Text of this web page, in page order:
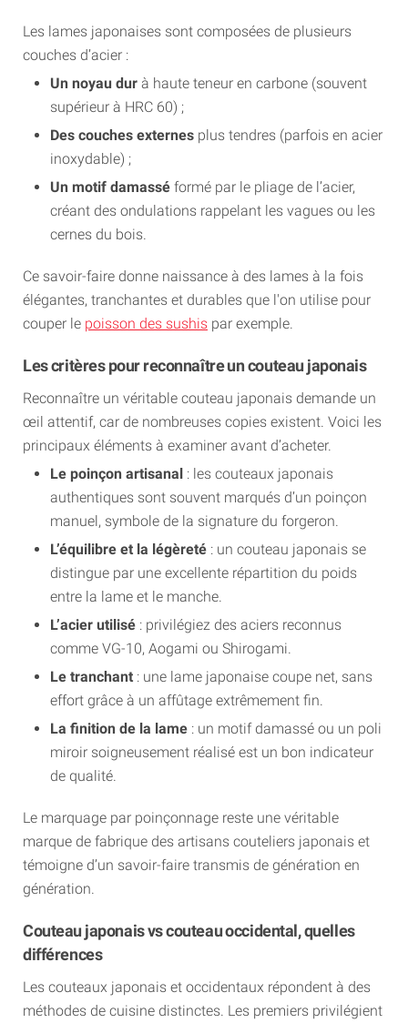
Les lames japonaises sont composées de plusieurs
couches d’acier :
Un noyau dur à haute teneur en carbone (souvent
supérieur à HRC 60) ;
Des couches externes plus tendres (parfois en acier
inoxydable) ;
Un motif damassé formé par le pliage de l’acier,
créant des ondulations rappelant les vagues ou les
cernes du bois.
Ce savoir-faire donne naissance à des lames à la fois
élégantes, tranchantes et durables que l'on utilise pour
couper le poisson des sushis par exemple.
Les critères pour reconnaître un couteau japonais
Reconnaître un véritable couteau japonais demande un
œil attentif, car de nombreuses copies existent. Voici les
principaux éléments à examiner avant d’acheter.
Le poinçon artisanal : les couteaux japonais
authentiques sont souvent marqués d’un poinçon
manuel, symbole de la signature du forgeron.
L’équilibre et la légèreté : un couteau japonais se
distingue par une excellente répartition du poids
entre la lame et le manche.
L’acier utilisé : privilégiez des aciers reconnus
comme VG-10, Aogami ou Shirogami.
Le tranchant : une lame japonaise coupe net, sans
effort grâce à un affûtage extrêmement fin.
La finition de la lame : un motif damassé ou un poli
miroir soigneusement réalisé est un bon indicateur
de qualité.
Le marquage par poinçonnage reste une véritable
marque de fabrique des artisans couteliers japonais et
témoigne d’un savoir-faire transmis de génération en
génération.
Couteau japonais vs couteau occidental, quelles
différences
Les couteaux japonais et occidentaux répondent à des
méthodes de cuisine distinctes. Les premiers privilégient